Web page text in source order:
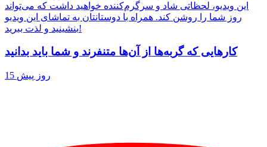
این ویدیو، لحظاتی شاد و سرگرم‌کننده خواهید داشت که می‌تواند
روز شما را روشن کند. همراه با دوستانتان به تماشای این ویدیو
بنشینید و لذت ببرید!
کارهایی که گربه‌ها از آن‌ها متنفرند و شما باید بدانید
15 روز پیش